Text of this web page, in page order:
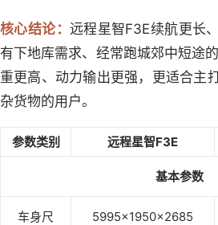
核心结论： 远程星智F3E续航更长
有下地库需求、经常跑城郊中短途
重更高、动力输出更强，更适合主
杂货物的用户。
参数类别 远程星智F3E
基本参数
车身尺
5995×1950×2685